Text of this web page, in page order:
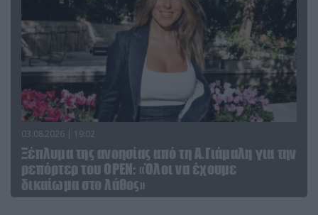
03.08.2026 | 19:02
Ξέπλυμα της ανοησίας από τη Α.Γιάμαλη για την
ρεπόρτερ του ΟΡΕΝ: «Όλοι να έχουμε
δικαίωμα στο λάθος»